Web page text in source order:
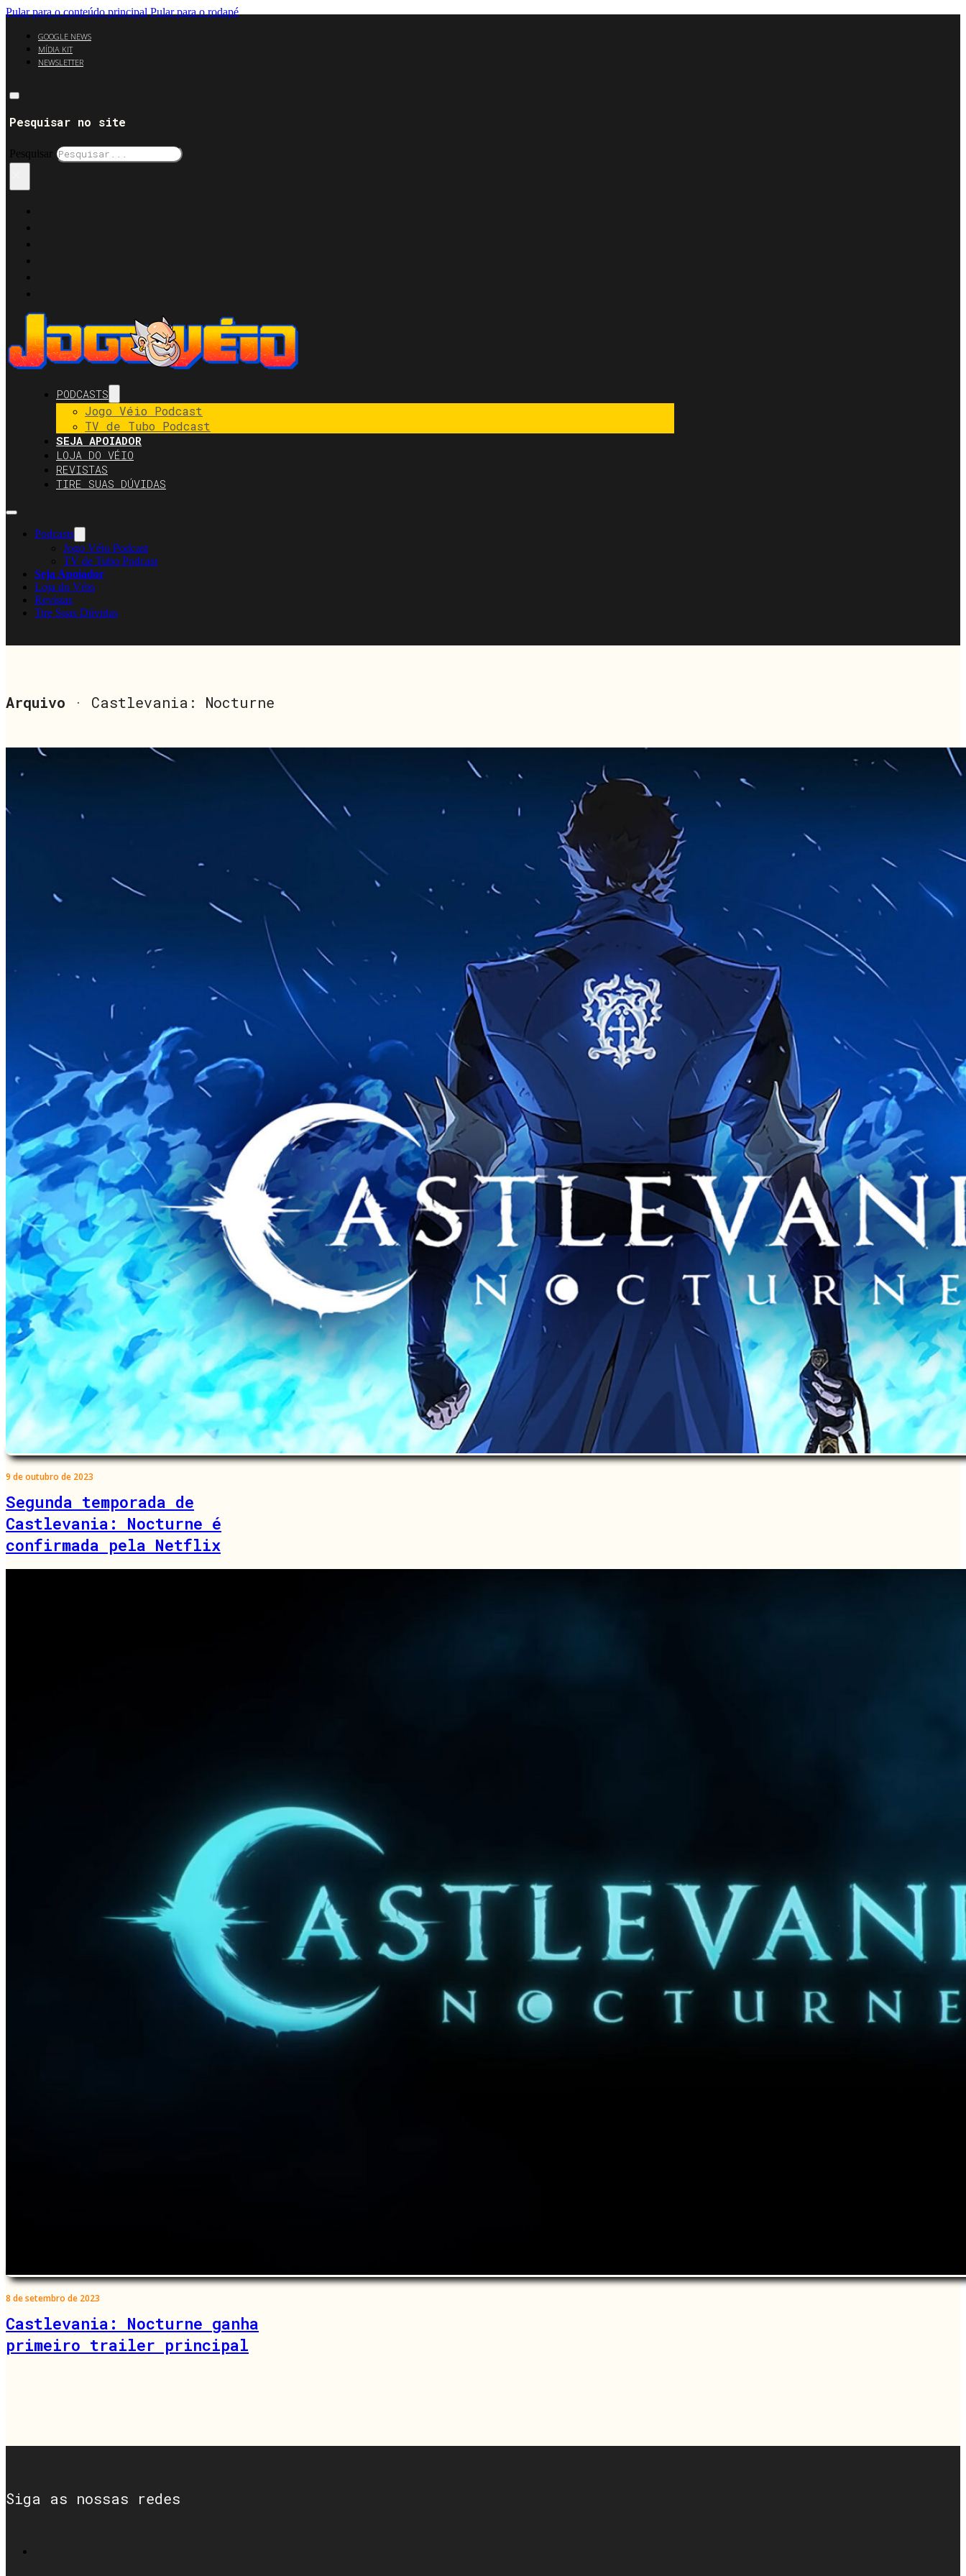
Pular para o conteúdo principal Pular para o rodapé
GOOGLE NEWS
MÍDIA KIT
NEWSLETTER
Pesquisar no site
Pesquisar
PODCASTS
Jogo Véio Podcast
TV de Tubo Podcast
SEJA APOIADOR
LOJA DO VÉIO
REVISTAS
TIRE SUAS DÚVIDAS
Podcasts
Jogo Véio Podcast
TV de Tubo Podcast
Seja Apoiador
Loja do Véio
Revistas
Tire Suas Dúvidas
Arquivo · Castlevania: Nocturne
9 de outubro de 2023
Segunda temporada de
Castlevania: Nocturne é
confirmada pela Netflix
8 de setembro de 2023
Castlevania: Nocturne ganha
primeiro trailer principal
Siga as nossas redes